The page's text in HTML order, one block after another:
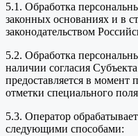
5.1. Обработка
законных основаниях и в
законодательством
5.2. Обработка
наличии согласия
предоставляется в момент
отметки специального
5.3. Оператор
следующими способами: